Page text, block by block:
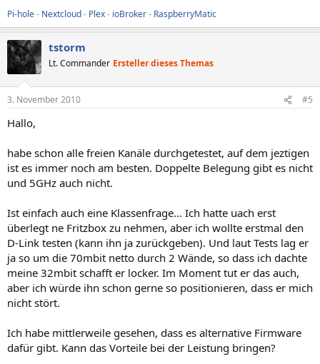
Pi-hole- Nextcloud- Plex- ioBroker- RaspberryMatic
tstorm
Lt. Commander Ersteller dieses Themas
3. November 2010 #5
Hallo,
habe schon alle freien Kanäle durchgetestet, auf dem jeztigen
ist es immer noch am besten. Doppelte Belegung gibt es nicht
und 5GHz auch nicht.
Ist einfach auch eine Klassenfrage... Ich hatte uach erst
überlegt ne Fritzbox zu nehmen, aber ich wollte erstmal den
D-Link testen (kann ihn ja zurückgeben). Und laut Tests lag er
ja so um die 70mbit netto durch 2 Wände, so dass ich dachte
meine 32mbit schafft er locker. Im Moment tut er das auch,
aber ich würde ihn schon gerne so positionieren, dass er mich
nicht stört.
Ich habe mittlerweile gesehen, dass es alternative Firmware
dafür gibt. Kann das Vorteile bei der Leistung bringen?